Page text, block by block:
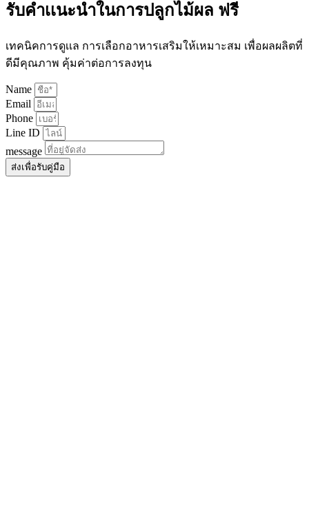
รับคำเเนะนำในการปลูกไม้ผล ฟรี
เทคนิคการดูเเล การเลือกอาหารเสริมให้เหมาะสม เพื่อผลผลิตที่
ดีมีคุณภาพ คุ้มค่าต่อการลงทุน
Name
Email
Phone
Line ID
message
ส่งเพื่อรับคู่มือ